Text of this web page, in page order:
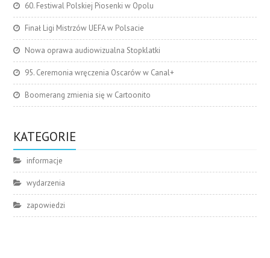
60. Festiwal Polskiej Piosenki w Opolu
Finał Ligi Mistrzów UEFA w Polsacie
Nowa oprawa audiowizualna Stopklatki
95. Ceremonia wręczenia Oscarów w Canal+
Boomerang zmienia się w Cartoonito
KATEGORIE
informacje
wydarzenia
zapowiedzi